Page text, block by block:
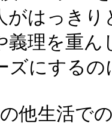
会の「
問に答
しょう